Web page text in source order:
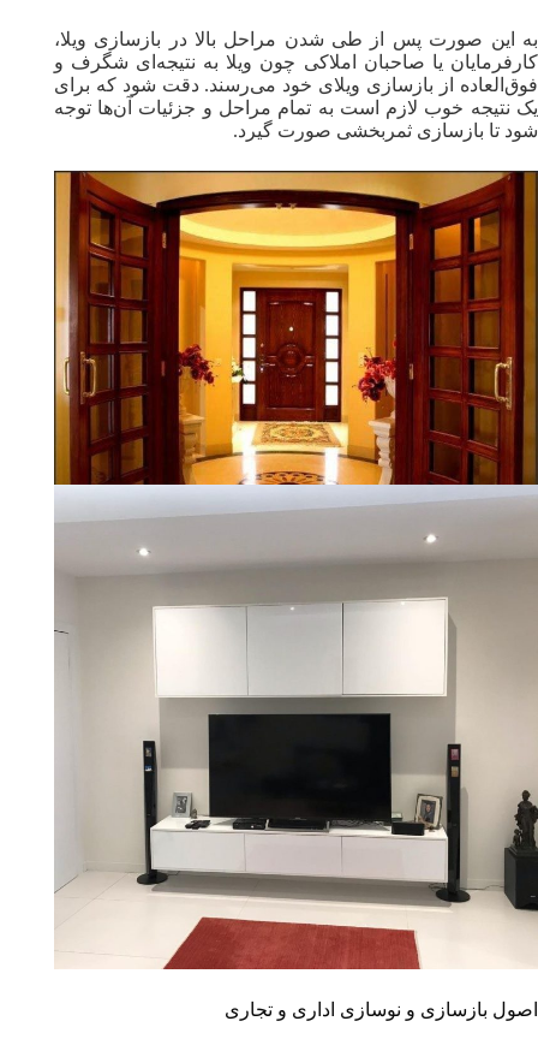
به این صورت پس از طی شدن مراحل بالا در بازسازی ویلا،
کارفرمایان یا صاحبان املاکی چون ویلا به نتیجه‌ای شگرف و
فوق‌‌العاده از بازسازی ویلای خود می‌رسند. دقت شود که برای
یک نتیجه خوب لازم است به تمام مراحل و جزئیات آن‌ها توجه
شود تا بازسازی ثمربخشی صورت گیرد.
اصول بازسازی و نوسازی اداری و تجاری